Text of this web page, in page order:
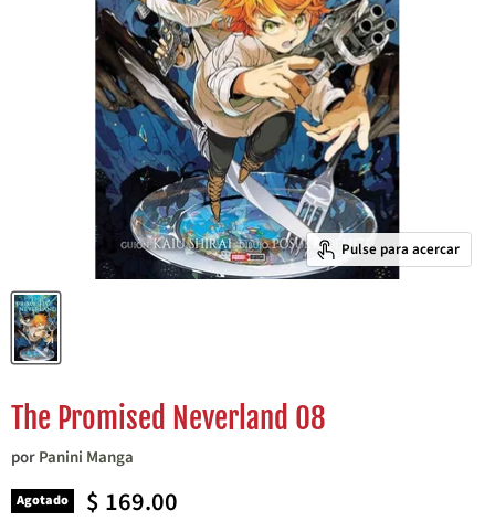
Pulse para acercar
The Promised Neverland 08
porPanini Manga
Agotado Precio actual
$ 169.00